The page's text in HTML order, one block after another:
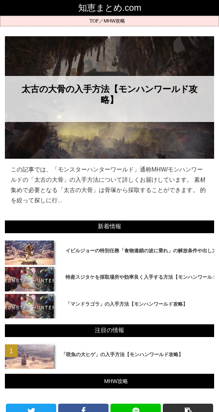
知恵まとめ.com
MHW攻略
太古の大骨の入手方法【モンハンワールド攻
略】
この記事では、「モンスターハンターワールド」通称MHW/モンハンワー
ルドの「太古の大骨」の入手方法について詳しくお届けしています。 素材
集めで必要となる「太古の大骨」は骨塚から採取することができます。 的
を絞って探しに行...
新着情報
イビルジョーの特別任務「食物連鎖の波に乗れ」の解放条件や出し
特産スジタケを採取場所や効率良く入手する方法【モンハンワールド
「マンドラゴラ」の入手方法【モンハンワールド攻略】
注目の情報
「咬魚の大ヒゲ」の入手方法【モンハンワールド攻略】
MHW攻略